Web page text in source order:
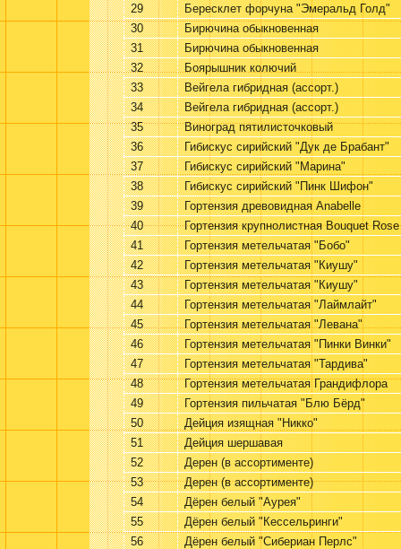
29
Бересклет форчуна "Эмеральд Голд"
30
Бирючина обыкновенная
31
Бирючина обыкновенная
32
Боярышник колючий
33
Вейгела гибридная (ассорт.)
34
Вейгела гибридная (ассорт.)
35
Виноград пятилисточковый
36
Гибискус сирийский "Дук де Брабант"
37
Гибискус сирийский "Марина"
38
Гибискус сирийский "Пинк Шифон"
39
Гортензия древовидная Anabelle
40
Гортензия крупнолистная Bouquet Rose
41
Гортензия метельчатая "Бобо"
42
Гортензия метельчатая "Киушу"
43
Гортензия метельчатая "Киушу"
44
Гортензия метельчатая "Лаймлайт"
45
Гортензия метельчатая "Левана"
46
Гортензия метельчатая "Пинки Винки"
47
Гортензия метельчатая "Тардива"
48
Гортензия метельчатая Грандифлора
49
Гортензия пильчатая "Блю Бёрд"
50
Дейция изящная "Никко"
51
Дейция шершавая
52
Дерен (в ассортименте)
53
Дерен (в ассортименте)
54
Дёрен белый "Аурея"
55
Дёрен белый "Кессельринги"
56
Дёрен белый "Сибериан Перлс"